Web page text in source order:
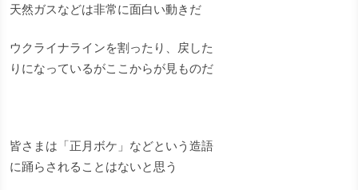
天然ガスなどは非常に面白い動きだ
ウクライナラインを割ったり、戻した
りになっているがここからが見ものだ
皆さまは「正月ボケ」などという造語
に踊らされることはないと思う